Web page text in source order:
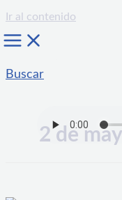
Ir al contenido
Buscar
2 de